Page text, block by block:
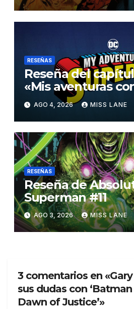
RESEÑAS
Reseña del
«Mis aventuras
Superman»
AGO 4, 2026 MISS LANE
RESEÑAS
Reseña de
Superman #11
AGO 3, 2026 MISS LANE
3 comentarios en
sus dudas con
Dawn of Justice’»